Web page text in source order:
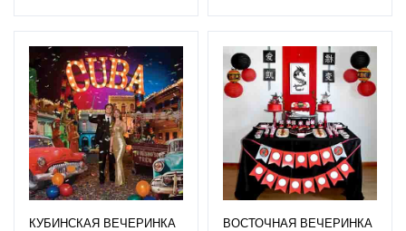
КУБИНСКАЯ ВЕЧЕРИНКА ВОСТОЧНАЯ ВЕЧЕРИНКА